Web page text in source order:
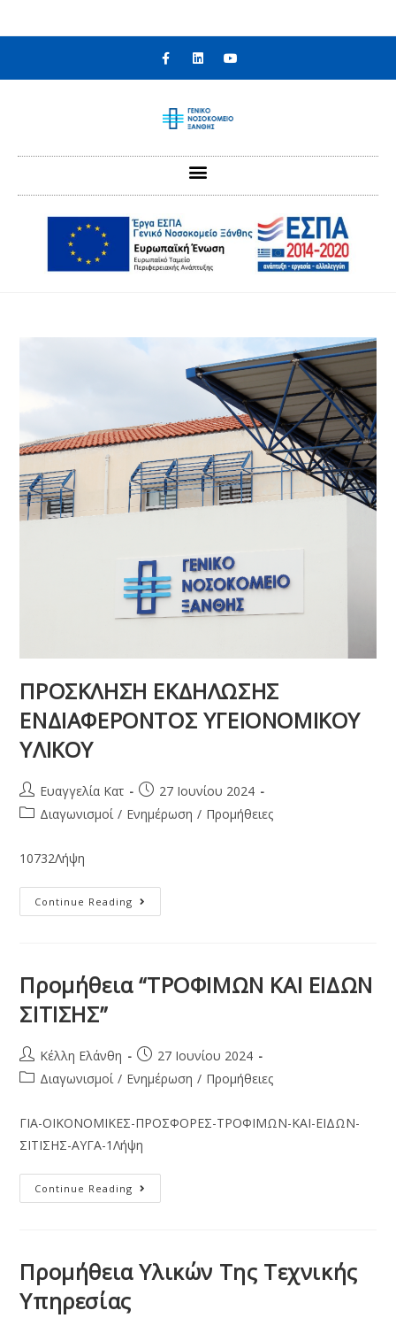
ΠΡΟΣΚΛΗΣΗ ΕΚΔΗΛΩΣΗΣ
ΕΝΔΙΑΦΕΡΟΝΤΟΣ ΥΓΕΙΟΝΟΜΙΚΟΥ
ΥΛΙΚΟΥ
Ευαγγελία Κατ
27 Ιουνίου 2024
Διαγωνισμοί / Ενημέρωση / Προμήθειες
10732Λήψη
Continue Reading
Προμήθεια “ΤΡΟΦΙΜΩΝ ΚΑΙ ΕΙΔΩΝ
ΣΙΤΙΣΗΣ”
Κέλλη Ελάνθη
27 Ιουνίου 2024
Διαγωνισμοί / Ενημέρωση / Προμήθειες
ΓΙA-ΟΙΚΟΝΟΜΙΚΕΣ-ΠΡΟΣΦΟΡΕΣ-ΤΡΟΦΙΜΩΝ-ΚΑΙ-ΕΙΔΩΝ-
ΣΙΤΙΣΗΣ-ΑΥΓΑ-1Λήψη
Continue Reading
Προμήθεια Υλικών Της Τεχνικής
Υπηρεσίας